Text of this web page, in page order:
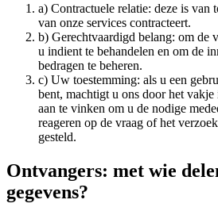
a) Contractuele relatie: deze is van
van onze services contracteert.
b) Gerechtvaardigd belang: om de
u indient te behandelen en om de
bedragen te beheren.
c) Uw toestemming: als u een
bent, machtigt u ons door het
aan te vinken om u de nodige
reageren op de vraag of het
gesteld.
Ontvangers: met wie
gegevens?